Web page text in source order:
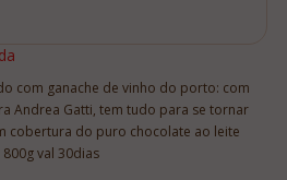
com ganache de vinho do porto: com
Andrea Gatti, tem tudo para se tornar
cobertura do puro chocolate ao leite
val 30dias